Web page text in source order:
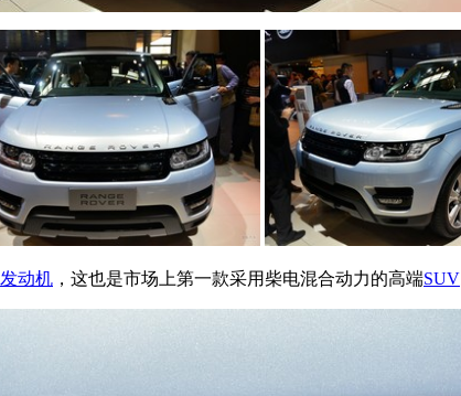
发动机 ，这也是市场上第一款采用柴电混合动力的高端SUV